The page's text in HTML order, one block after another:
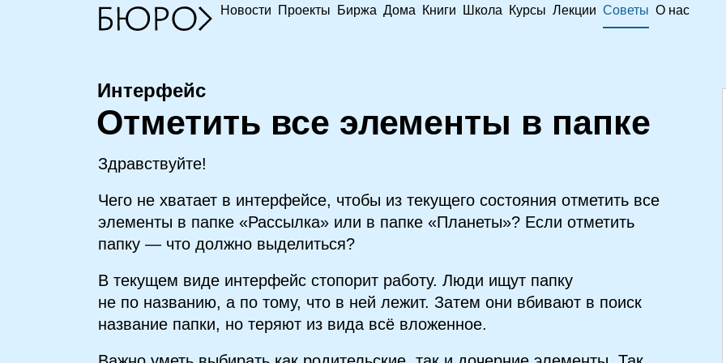
Новости Проекты Биржа Дома Книги Школа Курсы Лекции Советы О нас
Интерфейс
Отметить все элементы в папке
Здравствуйте!
Чего не хватает в интерфейсе, чтобы из текущего состояния отметить все
элементы в папке «Рассылка» или в папке «Планеты»? Если отметить
папку — что должно выделиться?
В текущем виде интерфейс стопорит работу. Люди ищут папку
не по названию, а по тому, что в ней лежит. Затем они вбивают в поиск
название папки, но теряют из вида всё вложенное.